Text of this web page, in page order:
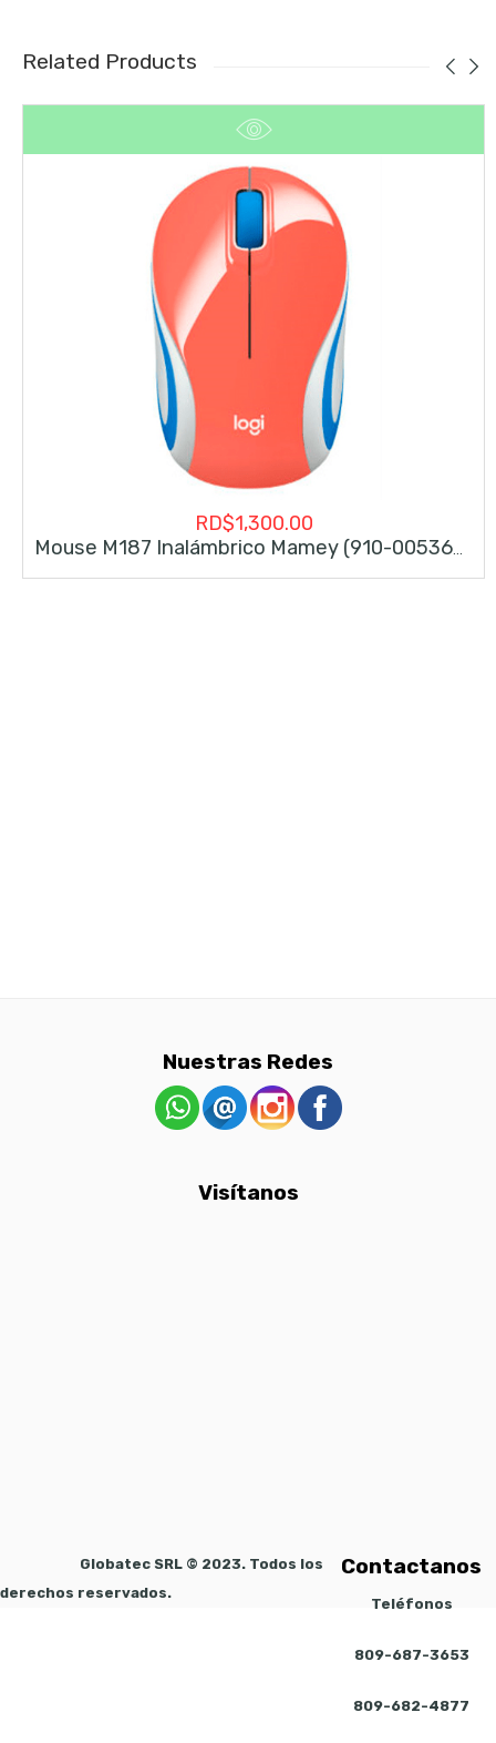
Related Products
RD$1,300.00
Nuestras Redes
Visítanos
Contactanos
Teléfonos
809-687-3653
809-682-4877
Globatec SRL © 2023. Todos los
derechos reservados.